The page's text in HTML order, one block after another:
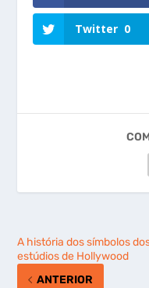
Twitter 0
A história dos símbolos
estúdios de Hollywood
ANTERIOR